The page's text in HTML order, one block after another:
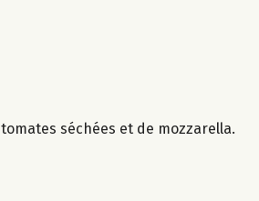
séchées et de mozzarella.